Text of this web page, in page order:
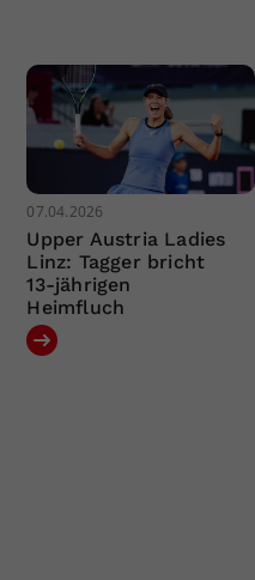
07.04.2026
Upper Austria Ladies
Linz: Tagger bricht
13-jährigen
Heimfluch